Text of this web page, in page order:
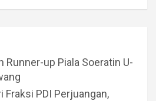
Runner-up Piala Soeratin U-
Fraksi PDI Perjuangan,